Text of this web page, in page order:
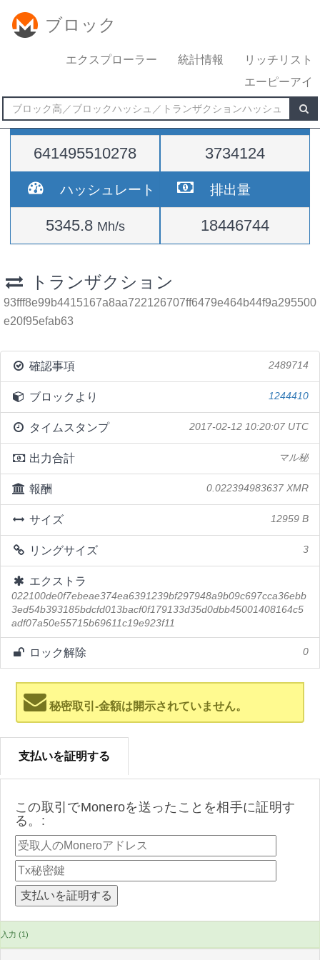
ブロック
エクスプローラー 統計情報
リッチリスト
エーピーアイ
難易度
641495510278
高さ
3734124
ハッシュレート
5345.8 Mh/s
排出量
18446744
トランザクション
93fff8e99b4415167a8aa722126707ff6479e464b44f9a295500
e20f95efab63
確認事項 2489714
ブロックより 1244410
タイムスタンプ 2017-02-12 10:20:07 UTC
出力合計 マル秘
報酬 0.022394983637 XMR
サイズ 12959 B
リングサイズ 3
エクストラ
022100de0f7ebeae374ea6391239bf297948a9b09c697cca36ebb
3ed54b393185bdcfd013bacf0f179133d35d0dbb45001408164c5
adf07a50e55715b69611c19e923f11
ロック解除 0
秘密取引-金額は開示されていません。
支払いを証明する
この取引でMoneroを送ったことを相手に証明す
る。:
入力 (1)